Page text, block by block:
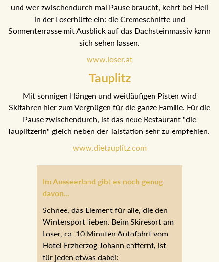
und wer zwischendurch mal Pause braucht, kehrt bei Heli
in der Loserhütte ein: die Cremeschnitte und
Sonnenterrasse mit Ausblick auf das Dachsteinmassiv
kann sich sehen lassen.
www.loser.at
Tauplitz
Mit sonnigen Hängen und weitläufigen Pisten wird
Skifahren hier zum Vergnügen für die ganze Familie. Für
die Pause zwischendurch, ist das neue Restaurant "die
Tauplitzerin" gleich neben der Talstation sehr zu
Im Ausseerland gibt es noch genug
Schnee, das Element für alle, die den
Wintersport lieben. Beim Skiresort am
Loser, ca. 10 Minuten Autofahrt vom
Hotel Erzherzog Johann entfernt, ist